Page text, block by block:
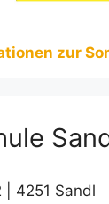
zur
| 4251 Sandl